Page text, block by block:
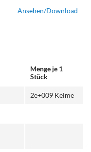
Ansehen/Download
Menge je 1
Stück
2e+009 Keime